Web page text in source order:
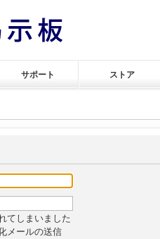
サポート ストア
てしまいました
メールの送信